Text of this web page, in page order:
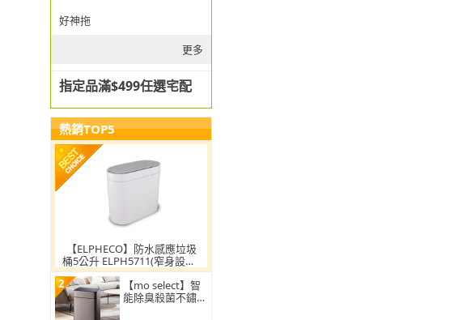
好神拖
更多
指定品滿$499任選宅配
熱銷TOP5
【ELPHECO】防水感應垃圾
桶5公升 ELPH5711(窄身設計/
小容量/小空間適用)
2
【mo select】智
能除臭殺菌不鏽鋼